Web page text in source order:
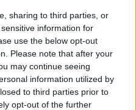
sharing to third parties, or
information for
use the below opt-out
Please note that after your
may continue seeing
information utilized by
to third parties prior to
opt-out of the further
υπηρεσίες για
ανάπτυξης για τις
ο Μπρετόν.